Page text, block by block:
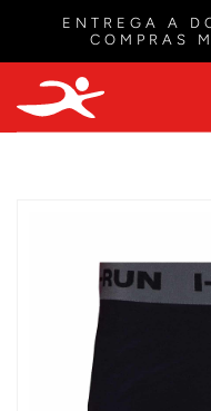
ENTREGA A
COMPRAS